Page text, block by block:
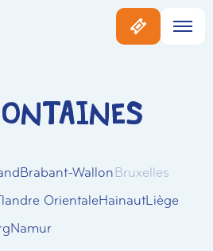
Brabant-WallonBruxelles
OrientaleHainautLiège
Namur